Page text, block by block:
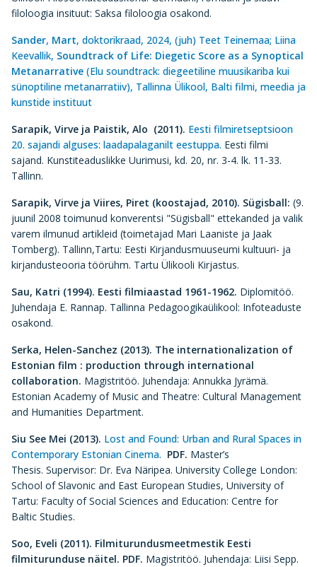
filoloogia insituut: Saksa filoloogia osakond.
Sander, Mart, doktorikraad, 2024, (juh) Teet Teinemaa; Liina
Keevallik, Soundtrack of Life: Diegetic Score as a Synoptical
Metanarrative (Elu soundtrack: diegeetiline muusikariba kui
sünoptiline metanarratiiv), Tallinna Ülikool, Balti filmi, meedia ja
kunstide instituut
Sarapik, Virve ja Paistik, Alo (2011). Eesti filmiretseptsioon
20. sajandi alguses: laadapalaganilt eestuppa. Eesti filmi
sajand. Kunstiteaduslikke Uurimusi, kd. 20, nr. 3-4. lk. 11-33.
Tallinn.
Sarapik, Virve ja Viires, Piret (koostajad, 2010). Sügisball: (9.
juunil 2008 toimunud konverentsi "Sügisball" ettekanded ja valik
varem ilmunud artikleid (toimetajad Mari Laaniste ja Jaak
Tomberg). Tallinn,Tartu: Eesti Kirjandusmuuseumi kultuuri- ja
kirjandusteooria töörühm. Tartu Ülikooli Kirjastus.
Sau, Katri (1994). Eesti filmiaastad 1961-1962. Diplomitöö.
Juhendaja E. Rannap. Tallinna Pedagoogikaülikool: Infoteaduste
osakond.
Serka, Helen-Sanchez (2013). The internationalization of
Estonian film : production through international
collaboration. Magistritöö. Juhendaja: Annukka Jyrämä.
Estonian Academy of Music and Theatre: Cultural Management
and Humanities Department.
Siu See Mei (2013). Lost and Found: Urban and Rural Spaces in
Contemporary Estonian Cinema. PDF. Master’s
Thesis. Supervisor: Dr. Eva Näripea. University College London:
School of Slavonic and East European Studies, University of
Tartu: Faculty of Social Sciences and Education: Centre for
Baltic Studies.
Soo, Eveli (2011). Filmiturundusmeetmestik Eesti
filmiturunduse näitel. PDF. Magistritöö. Juhendaja: Liisi Sepp.